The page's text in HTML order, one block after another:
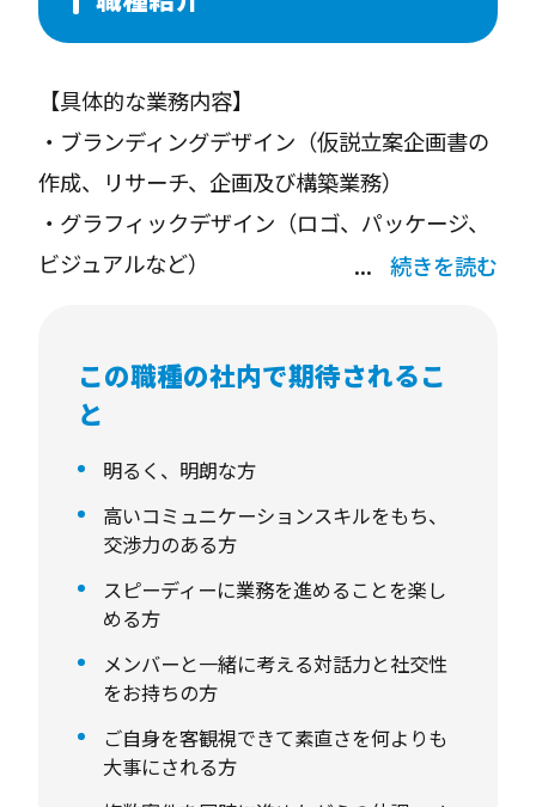
【具体的な業務内容】
・ブランディングデザイン（仮説立案企画書の
作成、リサーチ、企画及び構築業務）
・グラフィックデザイン（ロゴ、パッケージ、
ビジュアルなど）
クライアントとは直接コミュニケーションを取
りながら案件を進めることができ、
企画構想の段階からローンチに至るまで、一気
通貫で携わることができます。
続きを読む
この職種の社内で期待されるこ
と
明るく、明朗な方
高いコミュニケーションスキルをもち、
交渉力のある方
スピーディーに業務を進めることを楽し
める方
メンバーと一緒に考える対話力と社交性
をお持ちの方
ご自身を客観視できて素直さを何よりも
大事にされる方